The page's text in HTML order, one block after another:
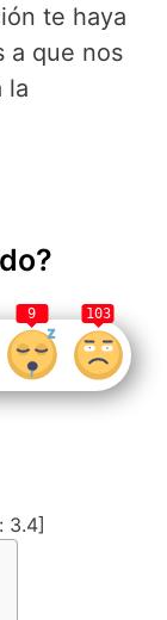
te haya
a que nos
la
9 103
3.4]